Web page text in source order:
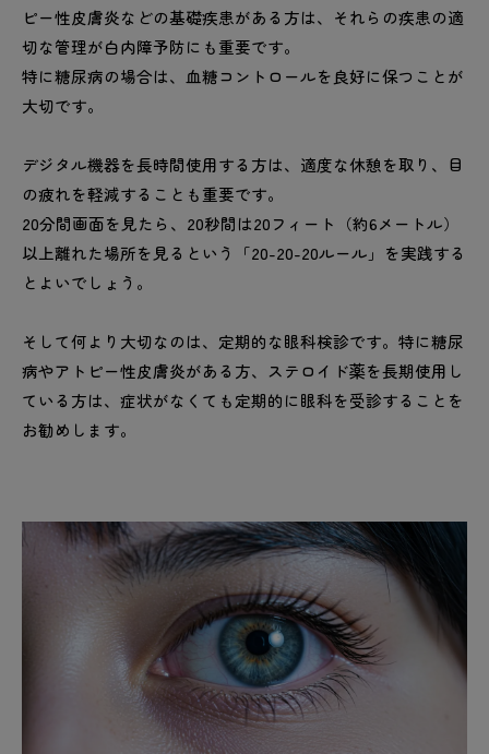
ピー性皮膚炎などの基礎疾患がある方は、それらの疾患の適
切な管理が白内障予防にも重要です。
特に糖尿病の場合は、血糖コントロールを良好に保つことが
大切です。
デジタル機器を長時間使用する方は、適度な休憩を取り、目
の疲れを軽減することも重要です。
20分間画面を見たら、20秒間は20フィート（約6メートル）
以上離れた場所を見るという「20-20-20ルール」を実践する
とよいでしょう。
そして何より大切なのは、定期的な眼科検診です。特に糖尿
病やアトピー性皮膚炎がある方、ステロイド薬を長期使用し
ている方は、症状がなくても定期的に眼科を受診することを
お勧めします。